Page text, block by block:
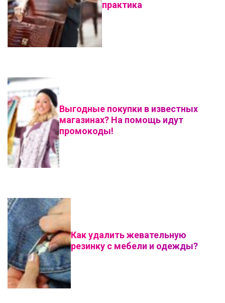
практика
Выгодные покупки в известных
магазинах? На помощь идут
промокоды!
Как удалить жевательную
резинку с мебели и одежды?